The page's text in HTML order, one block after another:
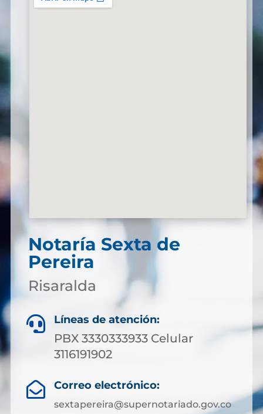
Notaría Sexta de
Pereira
Risaralda
 Líneas de atención:
PBX 3330333933 Celular
3116191902
 Correo electrónico:
sextapereira@supernotariado.gov.co